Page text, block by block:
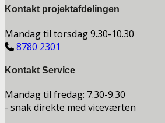
Kontakt projektafdelingen
Mandag til torsdag 9.30-10.30
8780 2301
Kontakt Service
Mandag til fredag: 7.30-9.30
- snak direkte med viceværten